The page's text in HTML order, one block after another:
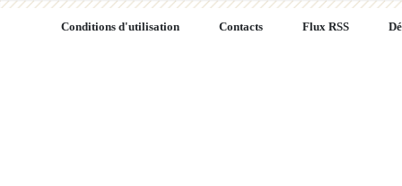
Conditions d'utilisation Contacts Flux RSS